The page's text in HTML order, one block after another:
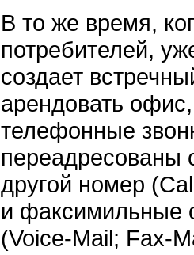
В то же время,
потребителей,
создает
арендовать
телефонные
переадресованы
другой номер
и факсимильные
(Voice-Mail; Fax-